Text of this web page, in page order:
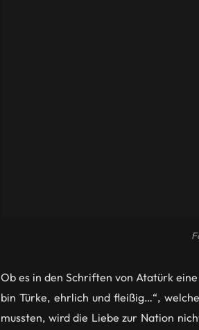
Ob es in den Schriften von Atatürk
bin Türke, ehrlich und fleißig…“,
mussten, wird die Liebe zur Nation